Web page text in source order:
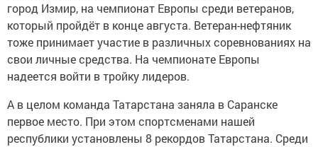
город Измир, на чемпионат Европы среди ветеранов,
который пройдёт в конце августа. Ветеран-нефтяник
тоже принимает участие в различных соревнованиях на
свои личные средства. На чемпионате Европы
надеется войти в тройку лидеров.
А в целом команда Татарстана заняла в Саранске
первое место. При этом спортсменами нашей
республики установлены 8 рекордов Татарстана. Среди